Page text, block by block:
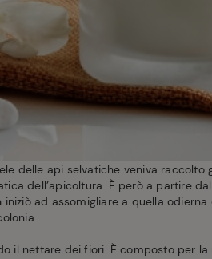
delle api selvatiche veniva raccolto
dell’apicoltura. È però a partire
iniziò ad assomigliare a quella
il nettare dei fiori. È composto per